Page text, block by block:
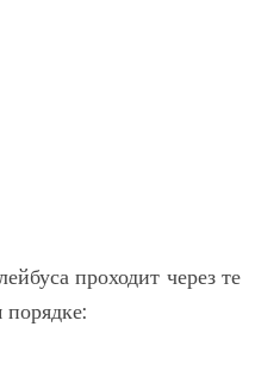
проходит через те